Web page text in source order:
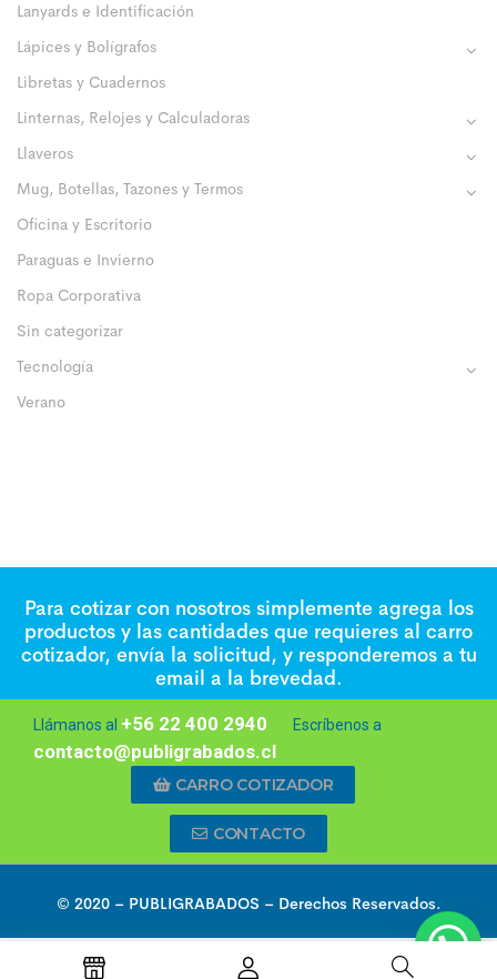
Lanyards e Identificación
Lápices y Bolígrafos
Libretas y Cuadernos
Linternas, Relojes y Calculadoras
Llaveros
Mug, Botellas, Tazones y Termos
Oficina y Escritorio
Paraguas e Invierno
Ropa Corporativa
Sin categorizar
Tecnología
Verano
Para cotizar con nosotros simplemente agrega los
productos y las cantidades que requieres al carro
cotizador, envía la solicitud, y responderemos a tu
email a la brevedad.
Llámanos al +56 22 400 2940 Escríbenos a
contacto@publigrabados.cl
CARRO COTIZADOR
CONTACTO
© 2020 – PUBLIGRABADOS – Derechos Reservados.